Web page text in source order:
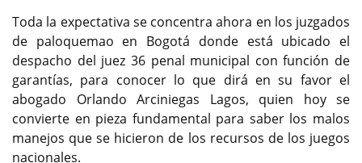
Toda la expectativa se concentra ahora en los juzgados
de paloquemao en Bogotá donde está ubicado el
despacho del juez 36 penal municipal con función de
garantías, para conocer lo que dirá en su favor el
abogado Orlando Arciniegas Lagos, quien hoy se
convierte en pieza fundamental para saber los malos
manejos que se hicieron de los recursos de los juegos
nacionales.